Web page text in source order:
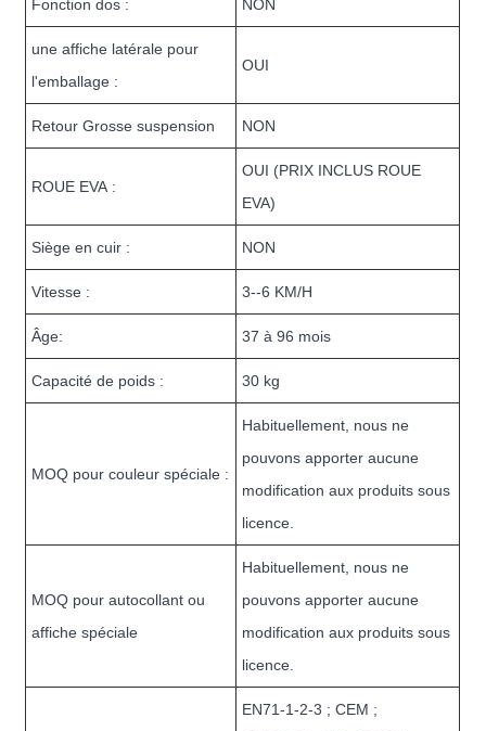
Fonction dos : NON
une affiche latérale pour
l'emballage :
OUI
Retour Grosse suspension NON
ROUE EVA :
OUI (PRIX INCLUS ROUE
EVA)
Siège en cuir : NON
Vitesse : 3--6 KM/H
Âge: 37 à 96 mois
Capacité de poids : 30 kg
MOQ pour couleur spéciale :
Habituellement, nous ne
pouvons apporter aucune
modification aux produits sous
licence.
MOQ pour autocollant ou
affiche spéciale
Habituellement, nous ne
pouvons apporter aucune
modification aux produits sous
licence.
EN71-1-2-3 ; CEM ;